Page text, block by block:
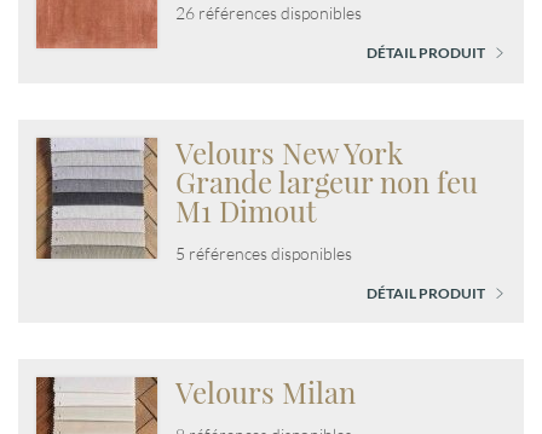
26 références disponibles
DÉTAIL PRODUIT
Velours New York
Grande largeur non feu
M1 Dimout
5 références disponibles
DÉTAIL PRODUIT
Velours Milan